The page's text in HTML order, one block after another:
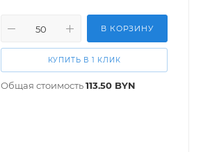
В КОРЗИНУ
КУПИТЬ В 1 КЛИК
Общая стоимость113.50 BYN